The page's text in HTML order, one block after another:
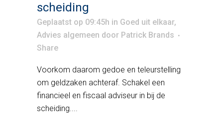
scheiding
Geplaatst op 09:45h in Goed uit elkaar,
Advies algemeen door Patrick Brands
Share
Voorkom daarom gedoe en teleurstelling
om geldzaken achteraf. Schakel een
financieel en fiscaal adviseur in bij de
scheiding....